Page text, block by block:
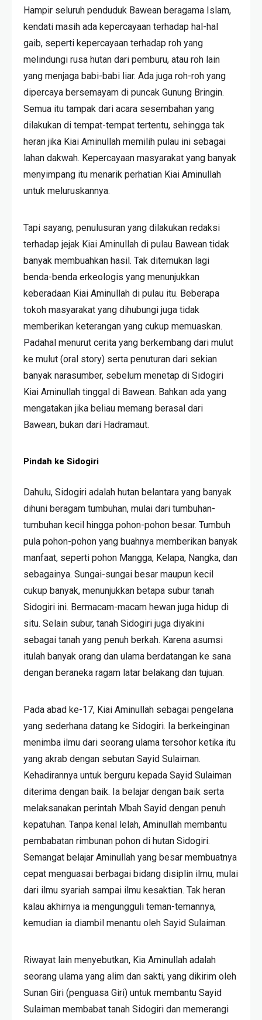
Hampir seluruh penduduk Bawean beragama Islam,
kendati masih ada kepercayaan terhadap hal-hal
gaib, seperti kepercayaan terhadap roh yang
melindungi rusa hutan dari pemburu, atau roh lain
yang menjaga babi-babi liar. Ada juga roh-roh yang
dipercaya bersemayam di puncak Gunung Bringin.
Semua itu tampak dari acara sesembahan yang
dilakukan di tempat-tempat tertentu, sehingga tak
heran jika Kiai Aminullah memilih pulau ini sebagai
lahan dakwah. Kepercayaan masyarakat yang banyak
menyimpang itu menarik perhatian Kiai Aminullah
untuk meluruskannya.
Tapi sayang, penulusuran yang dilakukan redaksi
terhadap jejak Kiai Aminullah di pulau Bawean tidak
banyak membuahkan hasil. Tak ditemukan lagi
benda-benda erkeologis yang menunjukkan
keberadaan Kiai Aminullah di pulau itu. Beberapa
tokoh masyarakat yang dihubungi juga tidak
memberikan keterangan yang cukup memuaskan.
Padahal menurut cerita yang berkembang dari mulut
ke mulut (oral story) serta penuturan dari sekian
banyak narasumber, sebelum menetap di Sidogiri
Kiai Aminullah tinggal di Bawean. Bahkan ada yang
mengatakan jika beliau memang berasal dari
Bawean, bukan dari Hadramaut.
Pindah ke Sidogiri
Dahulu, Sidogiri adalah hutan belantara yang banyak
dihuni beragam tumbuhan, mulai dari tumbuhan-
tumbuhan kecil hingga pohon-pohon besar. Tumbuh
pula pohon-pohon yang buahnya memberikan banyak
manfaat, seperti pohon Mangga, Kelapa, Nangka, dan
sebagainya. Sungai-sungai besar maupun kecil
cukup banyak, menunjukkan betapa subur tanah
Sidogiri ini. Bermacam-macam hewan juga hidup di
situ. Selain subur, tanah Sidogiri juga diyakini
sebagai tanah yang penuh berkah. Karena asumsi
itulah banyak orang dan ulama berdatangan ke sana
dengan beraneka ragam latar belakang dan tujuan.
Pada abad ke-17, Kiai Aminullah sebagai pengelana
yang sederhana datang ke Sidogiri. Ia berkeinginan
menimba ilmu dari seorang ulama tersohor ketika itu
yang akrab dengan sebutan Sayid Sulaiman.
Kehadirannya untuk berguru kepada Sayid Sulaiman
diterima dengan baik. Ia belajar dengan baik serta
melaksanakan perintah Mbah Sayid dengan penuh
kepatuhan. Tanpa kenal lelah, Aminullah membantu
pembabatan rimbunan pohon di hutan Sidogiri.
Semangat belajar Aminullah yang besar membuatnya
cepat menguasai berbagai bidang disiplin ilmu, mulai
dari ilmu syariah sampai ilmu kesaktian. Tak heran
kalau akhirnya ia mengungguli teman-temannya,
kemudian ia diambil menantu oleh Sayid Sulaiman.
Riwayat lain menyebutkan, Kia Aminullah adalah
seorang ulama yang alim dan sakti, yang dikirim oleh
Sunan Giri (penguasa Giri) untuk membantu Sayid
Sulaiman membabat tanah Sidogiri dan memerangi